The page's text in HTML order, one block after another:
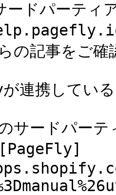
ドパーティ
の記事をご確
連携してい
サードパー
[PageFly]